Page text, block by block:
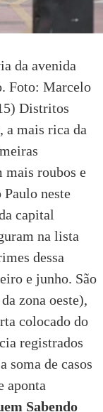
da avenida
Foto: Marcelo
Distritos
a mais rica da
mais roubos e
neste
capital
na lista
dessa
e junho. São
zona oeste),
colocado do
registrados
soma de casos
aponta
Sabendo